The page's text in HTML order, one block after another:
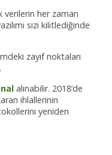
verilerin her zaman
sizi kilitlediğinde
zayıf noktaları
alınabilir. 2018’de
ihlallerinin
yeniden